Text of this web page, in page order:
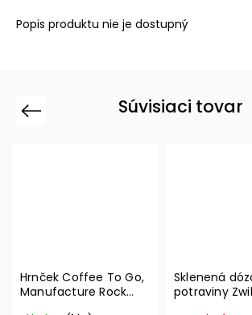
Popis produktu nie je dostupný
Súvisiaci tovar
Previous
Hrnček Coffee To Go,
Manufacture Rock
Sklenená
potraviny